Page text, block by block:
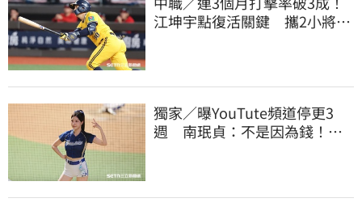
江坤宇點復活關鍵 攜2小將赴
獨家／曝YouTute頻道停更3
週 南珉貞：不是因為錢！粉